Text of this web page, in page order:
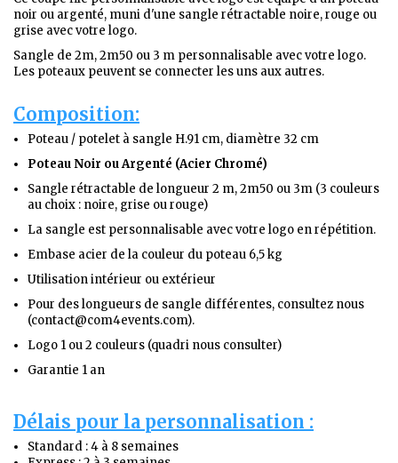
noir ou argenté, muni d'une sangle rétractable noire, rouge ou
grise avec votre logo.
Sangle de 2m, 2m50 ou 3 m personnalisable avec votre logo.
Les poteaux peuvent se connecter les uns aux autres.
Composition:
Poteau / potelet à sangle H.91 cm, diamètre 32 cm
Poteau Noir ou Argenté (Acier Chromé)
Sangle rétractable de longueur 2 m, 2m50 ou 3m (3 couleurs
au choix : noire, grise ou rouge)
La sangle est personnalisable avec votre logo en répétition.
Embase acier de la couleur du poteau 6,5 kg
Utilisation intérieur ou extérieur
Pour des longueurs de sangle différentes, consultez nous
(contact@com4events.com).
Logo 1 ou 2 couleurs (quadri nous consulter)
Garantie 1 an
Délais pour la personnalisation :
Standard : 4 à 8 semaines